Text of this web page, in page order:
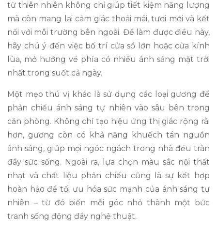
từ thiên nhiên không chỉ giúp tiết kiệm năng lượng
mà còn mang lại cảm giác thoải mái, tươi mới và kết
nối với môi trường bên ngoài. Để làm được điều này,
hãy chú ý đến việc bố trí cửa sổ lớn hoặc cửa kính
lùa, mở hướng về phía có nhiều ánh sáng mặt trời
nhất trong suốt cả ngày.
Một mẹo thú vị khác là sử dụng các loại gương để
phản chiếu ánh sáng tự nhiên vào sâu bên trong
căn phòng. Không chỉ tạo hiệu ứng thị giác rộng rãi
hơn, gương còn có khả năng khuếch tán nguồn
ánh sáng, giúp mọi ngóc ngách trong nhà đều tràn
đầy sức sống. Ngoài ra, lựa chọn màu sắc nội thất
nhạt và chất liệu phản chiếu cũng là sự kết hợp
hoàn hảo để tối ưu hóa sức mạnh của ánh sáng tự
nhiên – từ đó biến mỗi góc nhỏ thành một bức
tranh sống động đầy nghệ thuật.